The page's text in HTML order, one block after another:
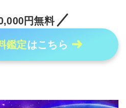
円無料
鑑定はこちら